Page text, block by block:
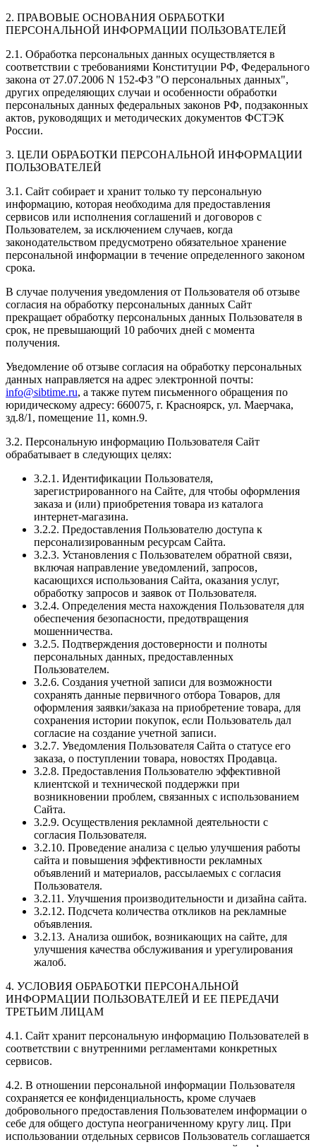
2. ПРАВОВЫЕ ОСНОВАНИЯ ОБРАБОТКИ
ПЕРСОНАЛЬНОЙ ИНФОРМАЦИИ ПОЛЬЗОВАТЕЛЕЙ
2.1. Обработка персональных данных осуществляется в
соответствии с требованиями Конституции РФ, Федерального
закона от 27.07.2006 N 152-ФЗ "О персональных данных",
других определяющих случаи и особенности обработки
персональных данных федеральных законов РФ, подзаконных
актов, руководящих и методических документов ФСТЭК
России.
3. ЦЕЛИ ОБРАБОТКИ ПЕРСОНАЛЬНОЙ ИНФОРМАЦИИ
ПОЛЬЗОВАТЕЛЕЙ
3.1. Сайт собирает и хранит только ту персональную
информацию, которая необходима для предоставления
сервисов или исполнения соглашений и договоров с
Пользователем, за исключением случаев, когда
законодательством предусмотрено обязательное хранение
персональной информации в течение определенного законом
срока.
В случае получения уведомления от Пользователя об отзыве
согласия на обработку персональных данных Сайт
прекращает обработку персональных данных Пользователя в
срок, не превышающий 10 рабочих дней с момента
получения.
Уведомление об отзыве согласия на обработку персональных
данных направляется на адрес электронной почты:
info@sibtime.ru, а также путем письменного обращения по
юридическому адресу: 660075, г. Красноярск, ул. Маерчака,
зд.8/1, помещение 11, комн.9.
3.2. Персональную информацию Пользователя Сайт
обрабатывает в следующих целях:
3.2.1. Идентификации Пользователя,
зарегистрированного на Сайте, для чтобы оформления
заказа и (или) приобретения товара из каталога
интернет-магазина.
3.2.2. Предоставления Пользователю доступа к
персонализированным ресурсам Сайта.
3.2.3. Установления с Пользователем обратной связи,
включая направление уведомлений, запросов,
касающихся использования Сайта, оказания услуг,
обработку запросов и заявок от Пользователя.
3.2.4. Определения места нахождения Пользователя для
обеспечения безопасности, предотвращения
мошенничества.
3.2.5. Подтверждения достоверности и полноты
персональных данных, предоставленных
Пользователем.
3.2.6. Создания учетной записи для возможности
сохранять данные первичного отбора Товаров, для
оформления заявки/заказа на приобретение товара, для
сохранения истории покупок, если Пользователь дал
согласие на создание учетной записи.
3.2.7. Уведомления Пользователя Сайта о статусе его
заказа, о поступлении товара, новостях Продавца.
3.2.8. Предоставления Пользователю эффективной
клиентской и технической поддержки при
возникновении проблем, связанных с использованием
Сайта.
3.2.9. Осуществления рекламной деятельности с
согласия Пользователя.
3.2.10. Проведение анализа с целью улучшения работы
сайта и повышения эффективности рекламных
объявлений и материалов, рассылаемых с согласия
Пользователя.
3.2.11. Улучшения производительности и дизайна сайта.
3.2.12. Подсчета количества откликов на рекламные
объявления.
3.2.13. Анализа ошибок, возникающих на сайте, для
улучшения качества обслуживания и урегулирования
жалоб.
4. УСЛОВИЯ ОБРАБОТКИ ПЕРСОНАЛЬНОЙ
ИНФОРМАЦИИ ПОЛЬЗОВАТЕЛЕЙ И ЕЕ ПЕРЕДАЧИ
ТРЕТЬИМ ЛИЦАМ
4.1. Сайт хранит персональную информацию Пользователей в
соответствии с внутренними регламентами конкретных
сервисов.
4.2. В отношении персональной информации Пользователя
сохраняется ее конфиденциальность, кроме случаев
добровольного предоставления Пользователем информации о
себе для общего доступа неограниченному кругу лиц. При
использовании отдельных сервисов Пользователь соглашается